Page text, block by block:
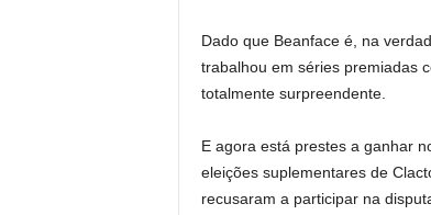
Dado que Beanface é, na
trabalhou em séries premiadas
totalmente surpreendente.
E agora está prestes a ganhar
eleições suplementares de
recusaram a participar na